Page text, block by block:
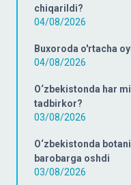
chiqarildi?
04/08/2026
Buxoroda o'rtacha
04/08/2026
O‘zbekistonda har
tadbirkor?
03/08/2026
O‘zbekistonda
barobarga oshdi
03/08/2026